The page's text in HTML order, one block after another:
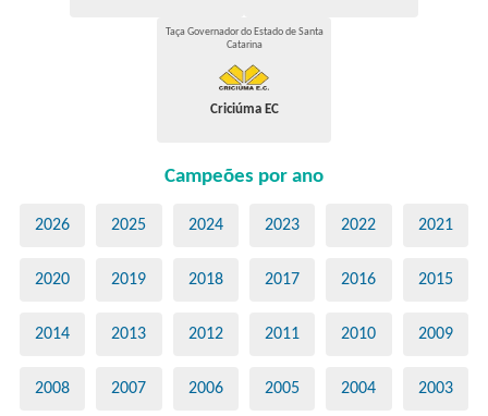
Taça Governador do Estado de Santa
Catarina
Criciúma EC
Campeões por ano
2026 2025 2024 2023 2022 2021
2020 2019 2018 2017 2016 2015
2014 2013 2012 2011 2010 2009
2008 2007 2006 2005 2004 2003